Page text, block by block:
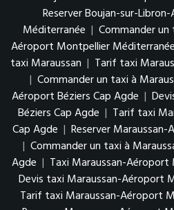
Reserver Boujan-sur-
Méditerranée | Commander
Aéroport Montpellier Méditerranée
taxi Maraussan | Tarif taxi
| Commander un taxi à
Aéroport Béziers Cap Agde |
Béziers Cap Agde | Tarif taxi
Cap Agde | Reserver
| Commander un taxi à
Agde | Taxi Maraussan-
Devis taxi Maraussan-Aéroport
Tarif taxi Maraussan-Aéroport